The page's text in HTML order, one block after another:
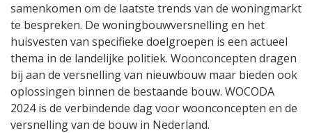
samenkomen om de laatste trends van de woningmarkt
te bespreken. De woningbouwversnelling en het
huisvesten van specifieke doelgroepen is een actueel
thema in de landelijke politiek. Woonconcepten dragen
bij aan de versnelling van nieuwbouw maar bieden ook
oplossingen binnen de bestaande bouw. WOCODA
2024 is de verbindende dag voor woonconcepten en de
versnelling van de bouw in Nederland.